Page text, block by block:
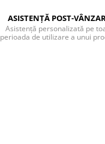
ASISTENȚĂ POST-
Asistență personalizată pe
perioada de utilizare a unui